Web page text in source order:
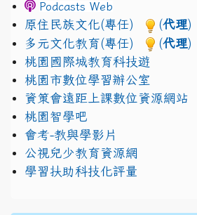
Podcasts Web
原住民族文化(專任) (代理)
多元文化教育(專任)
(代理)
桃園國際城教育科技遊
桃園市數位學習辦公室
資策會遠距上課數位資源網站
桃園智學吧
會考-教與學影片
公視兒少教育資源網
學習扶助科技化評量